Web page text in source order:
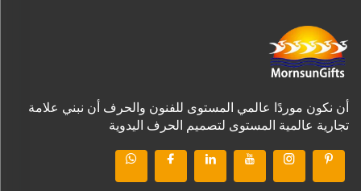
أن نكون موردًا عالمي المستوى للفنون والحرف أن نبني علامة
تجارية عالمية المستوى لتصميم الحرف اليدوية